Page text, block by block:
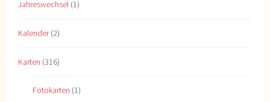
Jahreswechsel (1)
Kalender(2)
Karten (316)
Fotokarten (1)